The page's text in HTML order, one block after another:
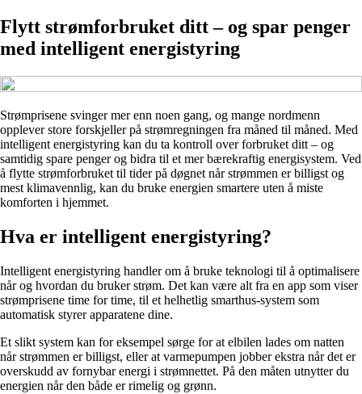
Flytt strømforbruket ditt – og spar penger
med intelligent energistyring
Strømprisene svinger mer enn noen gang, og mange nordmenn
opplever store forskjeller på strømregningen fra måned til måned. Med
intelligent energistyring kan du ta kontroll over forbruket ditt – og
samtidig spare penger og bidra til et mer bærekraftig energisystem. Ved
å flytte strømforbruket til tider på døgnet når strømmen er billigst og
mest klimavennlig, kan du bruke energien smartere uten å miste
komforten i hjemmet.
Hva er intelligent energistyring?
Intelligent energistyring handler om å bruke teknologi til å optimalisere
når og hvordan du bruker strøm. Det kan være alt fra en app som viser
strømprisene time for time, til et helhetlig smarthus-system som
automatisk styrer apparatene dine.
Et slikt system kan for eksempel sørge for at elbilen lades om natten
når strømmen er billigst, eller at varmepumpen jobber ekstra når det er
overskudd av fornybar energi i strømnettet. På den måten utnytter du
energien når den både er rimelig og grønn.